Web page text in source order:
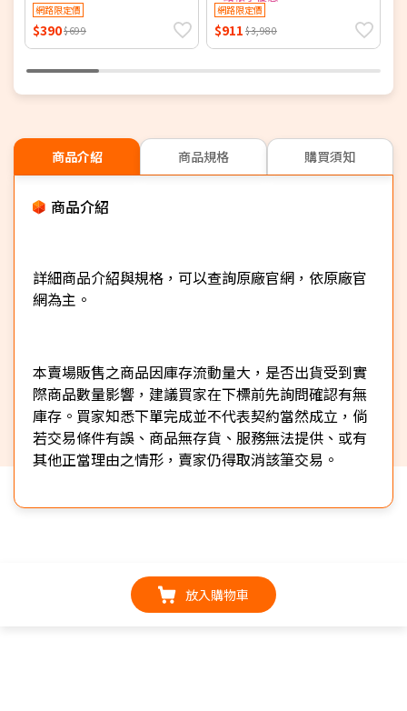
網路限定價
$390$699
網路限定價
$911 $3,980
商品介紹 商品規格 購買須知
商品介紹
詳細商品介紹與規格，可以查詢原廠官網，依原廠官
網為主。
本賣場販售之商品因庫存流動量大，是否出貨受到實
際商品數量影響，建議買家在下標前先詢問確認有無
庫存。買家知悉下單完成並不代表契約當然成立，倘
若交易條件有誤、商品無存貨、服務無法提供、或有
其他正當理由之情形，賣家仍得取消該筆交易。
放入購物車